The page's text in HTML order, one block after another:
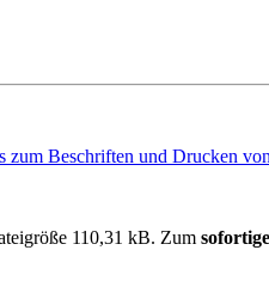
zum Beschriften und Drucken
110,31 kB. Zum